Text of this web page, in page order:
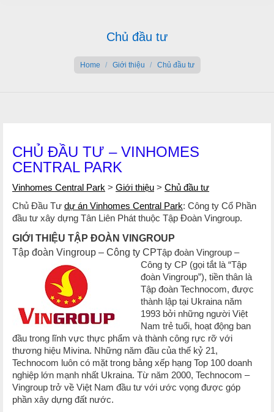
Chủ đầu tư
Home Giới thiệu Chủ đầu tư
CHỦ ĐẦU TƯ – VINHOMES
CENTRAL PARK
Vinhomes Central Park > Giới thiệu > Chủ đầu tư
Chủ Đầu Tư dự án Vinhomes Central Park: Công ty Cổ Phần
đầu tư xây dựng Tân Liên Phát thuộc Tập Đoàn Vingroup.
GIỚI THIỆU TẬP ĐOÀN VINGROUP
Tập đoàn Vingroup – Công ty CPTập đoàn Vingroup –
Công ty CP (gọi tắt là “Tập
đoàn Vingroup”), tiền thân là
Tập đoàn Technocom, được
thành lập tại Ukraina năm
1993 bởi những người Việt
Nam trẻ tuổi, hoạt động ban
đầu trong lĩnh vực thực phẩm và thành công rực rỡ với
thương hiệu Mivina. Những năm đầu của thế kỷ 21,
Technocom luôn có mặt trong bảng xếp hạng Top 100 doanh
nghiệp lớn mạnh nhất Ukraina. Từ năm 2000, Technocom –
Vingroup trở về Việt Nam đầu tư với ước vọng được góp
phần xây dựng đất nước.